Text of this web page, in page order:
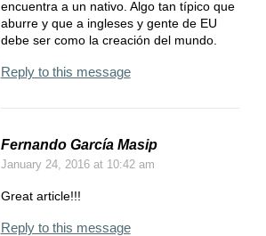
encuentra a un nativo. Algo tan típico que
aburre y que a ingleses y gente de EU
debe ser como la creación del mundo.
Reply to this message
Fernando García Masip
January 24, 2016at 10:42 am
Great article!!!
Reply to this message